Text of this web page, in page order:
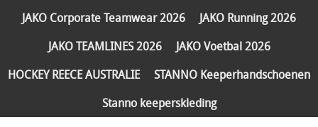
JAKO Running 2026
PARTNERS
JAKO Corporate Teamwear 2026
JAKO Running 2026
JAKO TEAMLINES 2026
JAKO Voetbal 2026
HOCKEY REECE AUSTRALIE
STANNO Keeperhandschoenen
Stanno keeperskleding